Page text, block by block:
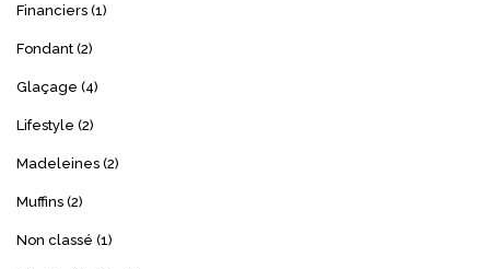
Financiers (1)
Fondant (2)
Glaçage (4)
Lifestyle (2)
Madeleines (2)
Muffins (2)
Non classé (1)